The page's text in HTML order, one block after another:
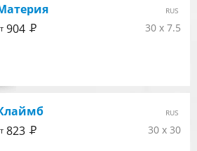
30 x 7.5
RUS
904 Р
30 x 30
RUS
823 Р